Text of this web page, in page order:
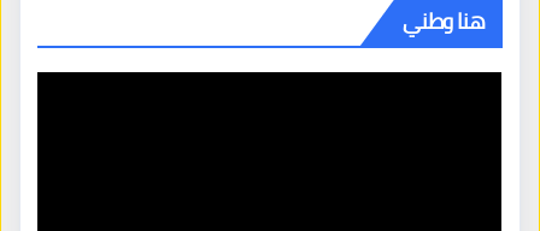
هنا وطني